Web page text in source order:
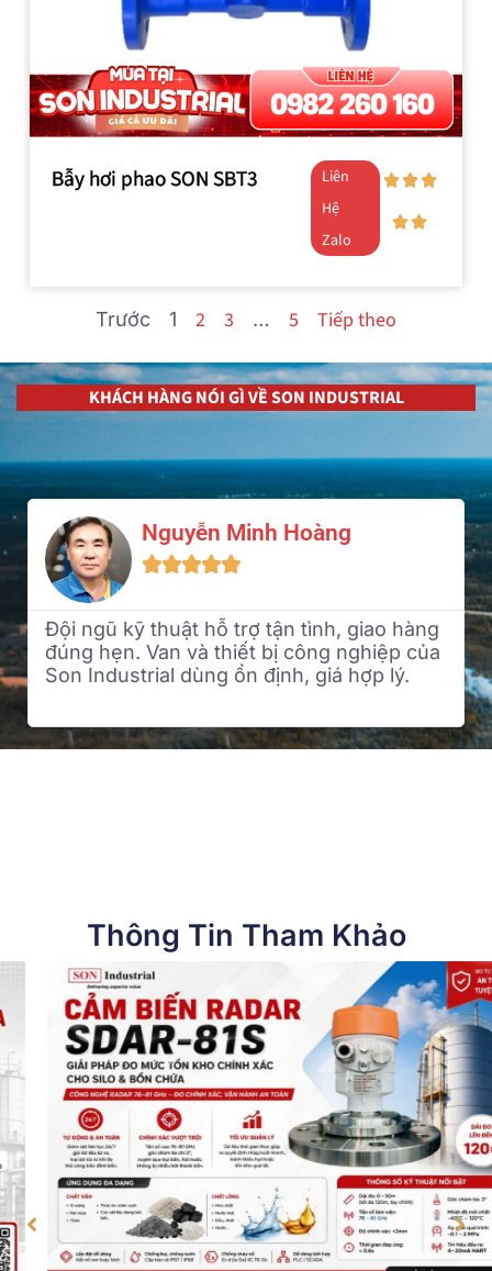
Bẫy hơi phao SON SBT3
Liên
Hệ
Zalo
Trước 1 2 3 … 5 Tiếp theo
KHÁCH HÀNG NÓI GÌ VỀ SON INDUSTRIAL
Lê Quang Huy

Giải pháp bảo ôn thông minh, dễ tháo lắp
và bảo trì. Tư vấn rõ ràng, chăm sóc khách
hàng chu đáo. Chắc chắn sẽ hợp tác lâu
Thông Tin Tham Khảo